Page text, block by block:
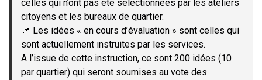
celles qui n’ont pas été sélectionnées par les ateliers
citoyens et les bureaux de quartier.
📌 Les idées « en cours d’évaluation » sont celles qui
sont actuellement instruites par les services.
A l’issue de cette instruction, ce sont 200 idées (10
par quartier) qui seront soumises au vote des